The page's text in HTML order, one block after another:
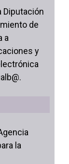
Diputación
de
a
y
la